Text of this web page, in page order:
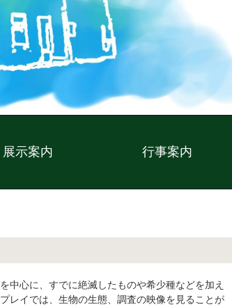
展示案内 行事案内
中心に、すでに絶滅したものや希少種などを加え
レイでは、生物の生態、調査の映像を見ることが